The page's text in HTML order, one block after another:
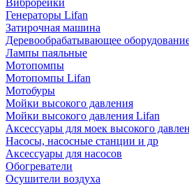
Виброрейки
Генераторы Lifan
Затирочная машина
Деревообрабатывающее
Лампы паяльные
Мотопомпы
Мотопомпы Lifan
Мотобуры
Мойки высокого давления
Мойки высокого давления Lifan
Аксессуары для моек высокого
Насосы, насосные станции и др
Аксессуары для насосов
Обогреватели
Осушители воздуха